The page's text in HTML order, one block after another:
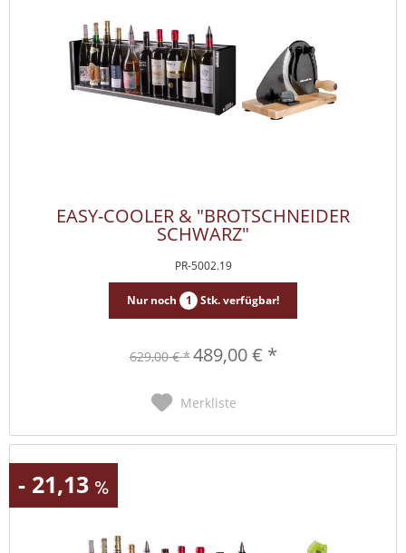
EASY-COOLER & "BROTSCHNEIDER
SCHWARZ"
PR-5002.19
Nur noch 1 Stk. verfügbar!
629,00 € *489,00 € *
Merkliste
- 21,13